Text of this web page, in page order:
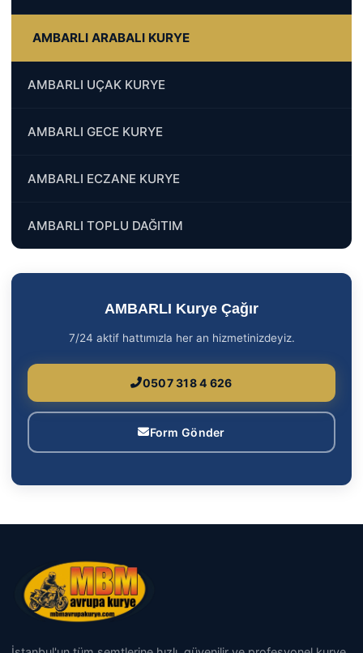
AMBARLI ARABALI KURYE
AMBARLI UÇAK KURYE
AMBARLI GECE KURYE
AMBARLI ECZANE KURYE
AMBARLI TOPLU DAĞITIM
AMBARLI Kurye Çağır
7/24 aktif hattımızla her an hizmetinizdeyiz.
0507 318 4 626
Form Gönder